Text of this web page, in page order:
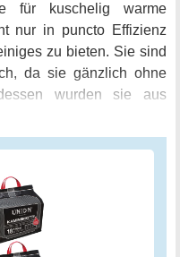
für kuschelig warme
nur in puncto Effizienz
zu bieten. Sie sind
da sie gänzlich ohne
wurden sie aus
gepresst. Das
die nicht nur für
4 handlichen 10kg-
Braunkohle hergestellt.
und qualitativ
die direkt aus dem